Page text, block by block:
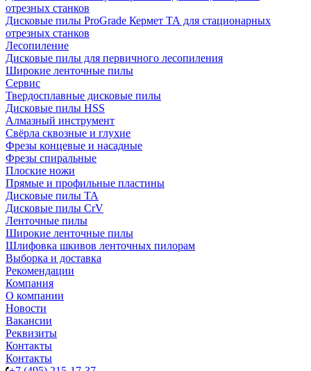
отрезных станков
Дисковые пилы ProGrade Кермет ТА для стационарных
отрезных станков
Лесопиление
Дисковые пилы для первичного лесопиления
Широкие ленточные пилы
Сервис
Твердосплавные дисковые пилы
Дисковые пилы HSS
Алмазный инструмент
Свёрла сквозные и глухие
Фрезы концевые и насадные
Фрезы спиральные
Плоские ножи
Прямые и профильные пластины
Дисковые пилы TA
Дисковые пилы CrV
Ленточные пилы
Широкие ленточные пилы
Шлифовка шкивов ленточных пилорам
Выборка и доставка
Рекомендации
Компания
О компании
Новости
Вакансии
Реквизиты
Контакты
Контакты